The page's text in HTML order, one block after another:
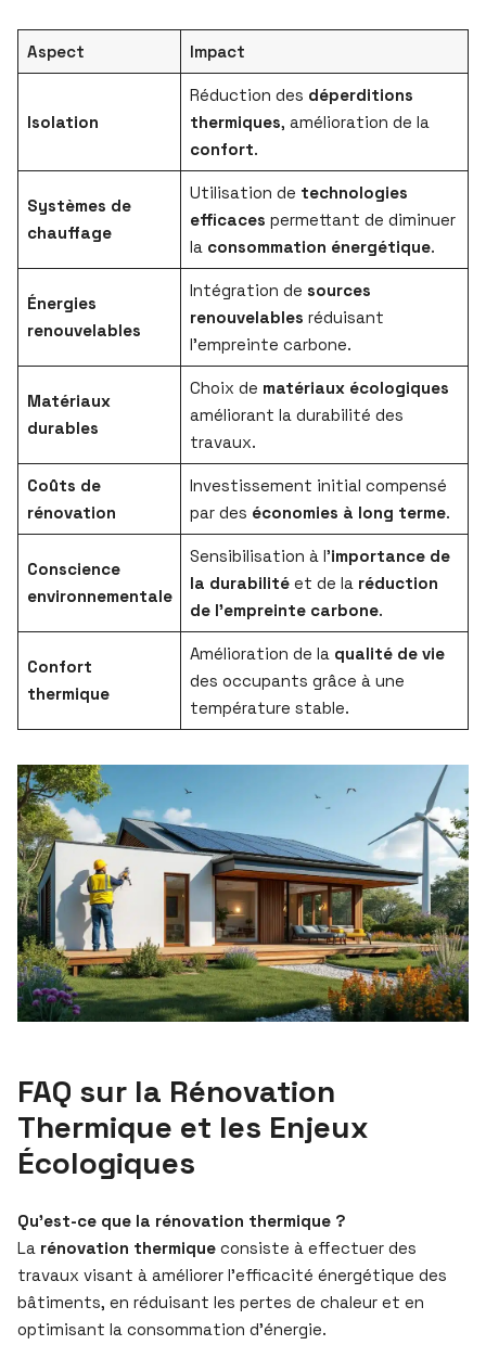
Aspect Impact
Isolation
Réduction des déperditions
thermiques, amélioration de la
confort.
Systèmes de
chauffage
Utilisation de technologies
efficaces permettant de diminuer
la consommation énergétique.
Énergies
renouvelables
Intégration de sources
renouvelables réduisant
l’empreinte carbone.
Matériaux
durables
Choix de matériaux écologiques
améliorant la durabilité des
travaux.
Coûts de
rénovation
Investissement initial compensé
par des économies à long terme.
Conscience
environnementale
Sensibilisation à l’importance de
la durabilitéet de la réduction
de l’empreinte carbone.
Confort
thermique
Amélioration de la qualité de vie
des occupants grâce à une
température stable.
FAQ sur la Rénovation
Thermique et les Enjeux
Écologiques
Qu’est-ce que la rénovation thermique ?
La rénovation thermique consiste à effectuer des
travaux visant à améliorer l’efficacité énergétique des
bâtiments, en réduisant les pertes de chaleur et en
optimisant la consommation d’énergie.